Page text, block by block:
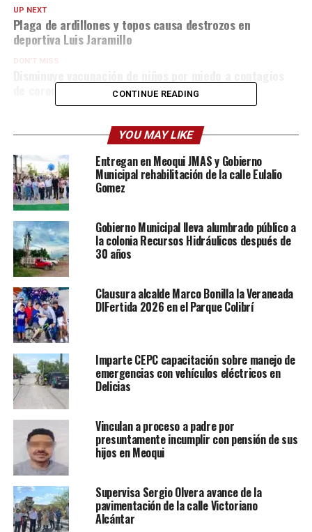
UP NEXT
Plaga de ardillones y topos causa destrozos en
deportiva Luis Jaramillo
DON'T MISS
de coronavirus en centros de salud
CONTINUE READING
YOU MAY LIKE
Entregan en Meoqui JMAS y Gobierno
Municipal rehabilitación de la calle Eulalio
Gomez
Gobierno Municipal lleva alumbrado público a
la colonia Recursos Hidráulicos después de
30 años
Clausura alcalde Marco Bonilla la Veraneada
DIFertida 2026 en el Parque Colibrí
Imparte CEPC capacitación sobre manejo de
emergencias con vehículos eléctricos en
Delicias
Vinculan a proceso a padre por
presuntamente incumplir con pensión de sus
hijos en Meoqui
Supervisa Sergio Olvera avance de la
pavimentación de la calle Victoriano
Alcántar